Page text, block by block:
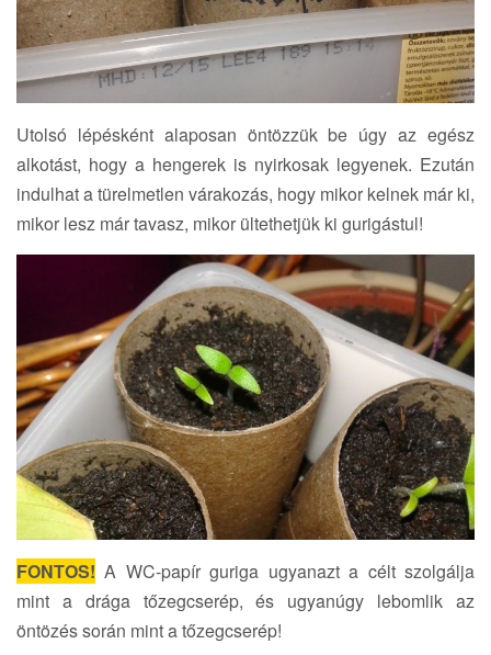
Utolsó lépésként alaposan öntözzük be úgy az egész
alkotást, hogy a hengerek is nyirkosak legyenek. Ezután
indulhat a türelmetlen várakozás, hogy mikor kelnek már ki,
mikor lesz már tavasz, mikor ültethetjük ki gurigástul!
FONTOS! A WC-papír guriga ugyanazt a célt szolgálja
mint a drága tőzegcserép, és ugyanúgy lebomlik az
öntözés során mint a tőzegcserép!